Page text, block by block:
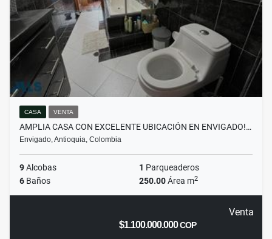
CASA VENTA
AMPLIA CASA CON EXCELENTE UBICACIÓN EN ENVIGADO!…
Envigado, Antioquia, Colombia
9Alcobas 1 Parqueaderos
6 Baños 250.00Área m2
Venta
$1.100.000.000COP